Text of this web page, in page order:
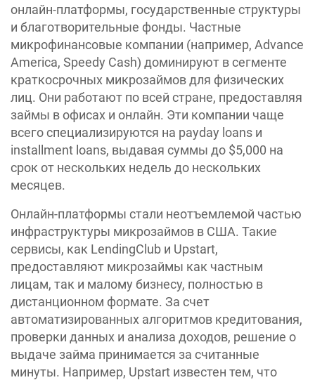
онлайн-платформы, государственные структуры
и благотворительные фонды. Частные
микрофинансовые компании (например, Advance
America, Speedy Cash) доминируют в сегменте
краткосрочных микрозаймов для физических
лиц. Они работают по всей стране, предоставляя
займы в офисах и онлайн. Эти компании чаще
всего специализируются на payday loans и
installment loans, выдавая суммы до $5,000 на
срок от нескольких недель до нескольких
месяцев.
Онлайн-платформы стали неотъемлемой частью
инфраструктуры микрозаймов в США. Такие
сервисы, как LendingClub и Upstart,
предоставляют микрозаймы как частным
лицам, так и малому бизнесу, полностью в
дистанционном формате. За счет
автоматизированных алгоритмов кредитования,
проверки данных и анализа доходов, решение о
выдаче займа принимается за считанные
минуты. Например, Upstart известен тем, что